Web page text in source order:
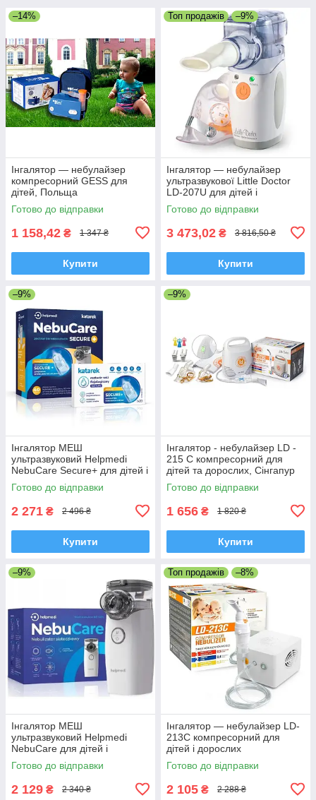
–14%
Інгалятор — небулайзер
компресорний GESS для
дітей, Польща
Готово до відправки
1 158,42 ₴ 1 347 ₴
Купити
Топ продажів –9%
Інгалятор — небулайзер
ультразвукової Little Doctor
LD-207U для дітей і
дорослих, Сінгапур
Готово до відправки
3 473,02 ₴ 3 816,50 ₴
Купити
–9%
Інгалятор МЕШ
ультразвуковий Helpmedi
NebuCare Secure+ для дітей і
дорослих + 40 ампул
фізіологічного розчину
Готово до відправки
2 271 ₴ 2 496 ₴
Купити
–9%
Інгалятор - небулайзер LD -
215 C компресорний для
дітей та дорослих, Сінгапур
Готово до відправки
1 656 ₴ 1 820 ₴
Купити
–9%
Інгалятор МЕШ
ультразвуковий Helpmedi
NebuCare для дітей і
дорослих
Готово до відправки
2 129 ₴ 2 340 ₴
Топ продажів –8%
Інгалятор — небулайзер LD-
213C компресорний для
дітей і дорослих
Готово до відправки
2 105 ₴ 2 288 ₴